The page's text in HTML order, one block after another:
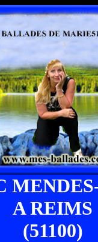
A REIMS
(51100)